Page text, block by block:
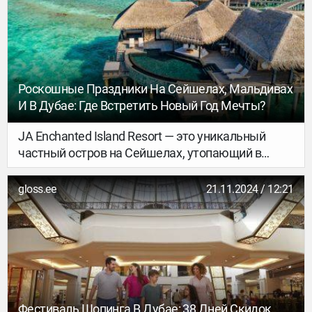
Роскошные Праздники На Сейшелах, Мальдивах
И В Дубае: Где Встретить Новый Год Мечты?
JA Enchanted Island Resort — это уникальный
частный остров на Сейшелах, утопающий в
зелени и окружённый бирюзовыми водами
морского национального парка святой Анны.
Здесь всего 10 эксклюзивных вилл с
бассейнами, которые предлагают полное
уединение и роскошный сервис, позволяя
гостям насладиться гармонией природы и
впечатляющими видами на океан.
gloss.ee 21.11.2024 / 12:21
Фестиваль Шопинга В Дубае: 38 Дней Скидок,